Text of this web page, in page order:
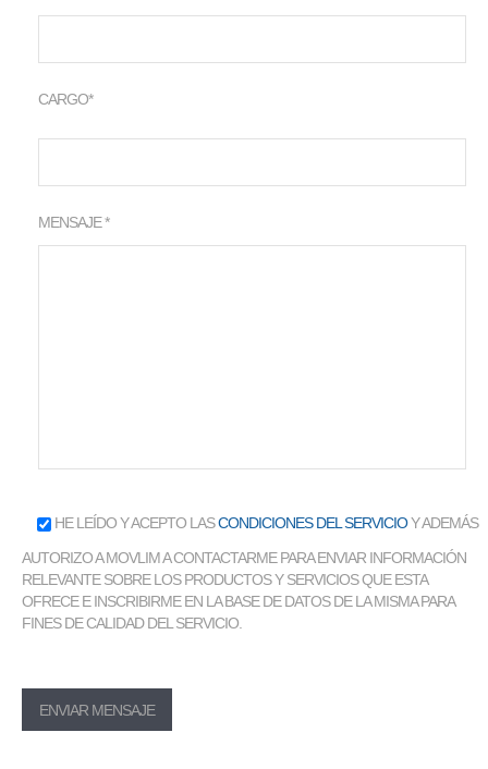
CARGO*
MENSAJE *
HE LEÍDO Y ACEPTO LASCONDICIONES DEL SERVICIOY ADEMÁS
AUTORIZO A MOVLIM A CONTACTARME PARA ENVIAR INFORMACIÓN
RELEVANTE SOBRE LOS PRODUCTOS Y SERVICIOS QUE ESTA
OFRECE E INSCRIBIRME EN LA BASE DE DATOS DE LA MISMA PARA
FINES DE CALIDAD DEL SERVICIO.